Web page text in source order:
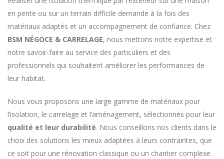
en pente ou sur un terrain difficile demande à la fois des
matériaux adaptés et un accompagnement de confiance. Chez
BSM NÉGOCE & CARRELAGE, nous mettons notre expertise et
notre savoir-faire au service des particuliers et des
professionnels qui souhaitent améliorer les performances de
leur habitat.
Nous vous proposons une large gamme de matériaux pour
l’isolation, le carrelage et l’aménagement, sélectionnés pour leur
qualité et leur durabilité. Nous conseillons nos clients dans le
choix des solutions les mieux adaptées à leurs contraintes, que
ce soit pour une rénovation classique ou un chantier complexe